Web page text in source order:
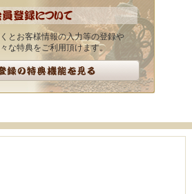
とお客様情報の入力等の登録や
な特典をご利用頂けます。